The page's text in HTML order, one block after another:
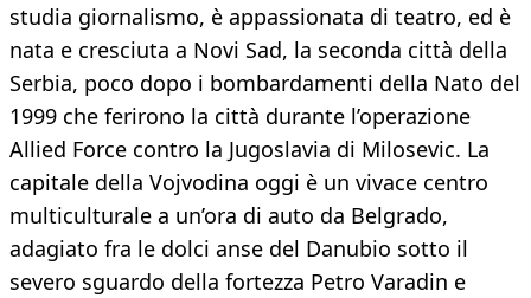
studia giornalismo, è appassionata di teatro, ed è
nata e cresciuta a Novi Sad, la seconda città della
Serbia, poco dopo i bombardamenti della Nato del
1999 che ferirono la città durante l’operazione
Allied Force contro la Jugoslavia di Milosevic. La
capitale della Vojvodina oggi è un vivace centro
multiculturale a un’ora di auto da Belgrado,
adagiato fra le dolci anse del Danubio sotto il
severo sguardo della fortezza Petro Varadin e